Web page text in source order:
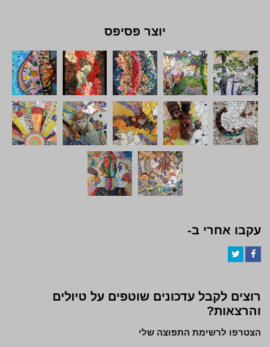
יוצר פסיפס
עקבו אחרי ב-
רוצים לקבל עדכונים שוטפים על טיולים
והרצאות?
הצטרפו לרשימת התפוצה שלי